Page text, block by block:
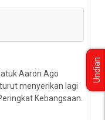
Aaron Ago
menyerikan lagi
Kebangsaan.
Undian